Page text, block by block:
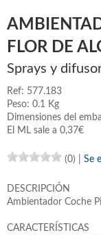
FLOR DE
Sprays y
Ref: 577.183
Peso: 0.1 Kg
El ML sale a 0,37€
(0) Se
DESCRIPCIÓN
Ambientador Coche
CARACTERÍSTICAS